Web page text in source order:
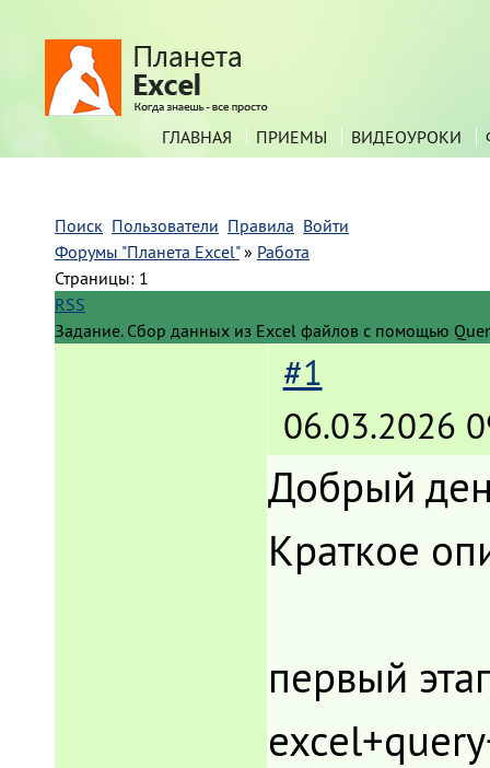
ГЛАВНАЯ ПРИЕМЫ ВИДЕОУРОКИ
Поиск Пользователи Правила Войти
Форумы "Планета Excel" » Работа
Страницы: 1
RSS
Задание. Сбор данных из Excel файлов с помощью
#1
06.03.2026
Добрый
Краткое
первый